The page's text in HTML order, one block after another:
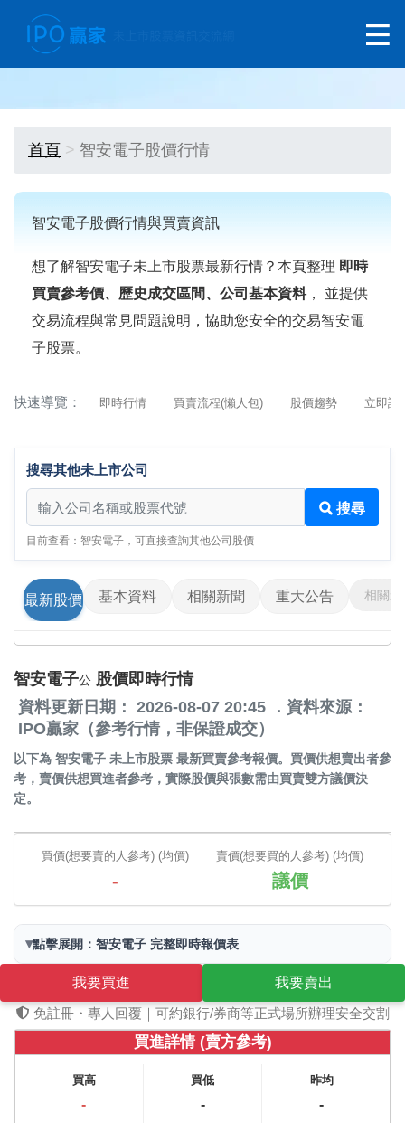
首頁 智安電子股價行情
智安電子股價行情與買賣資訊
想了解智安電子未上市股票最新行情？本頁整理 即時
買賣參考價、歷史成交區間、公司基本資料， 並提供
交易流程與常見問題說明，協助您安全的交易智安電
子股票。
快速導覽： 即時行情 買賣流程(懶人包) 股價趨勢 立即詢
搜尋其他未上市公司
搜尋其他未上市公司
搜尋
目前查看：智安電子，可直接查詢其他公司股價
最新股價 基本資料 相關新聞 重大公告 相關影
智安電子公 股價即時行情
資料更新日期： 2026-08-07 20:45 ．資料來源：
IPO贏家（參考行情，非保證成交）
以下為 智安電子 未上市股票 最新買賣參考報價。買價供想賣出者參
考，賣價供想買進者參考，實際股價與張數需由買賣雙方議價決
定。
買價(想要賣的人參考) (均價)
-
賣價(想要買的人參考) (均價)
議價
▾點擊展開：智安電子 完整即時報價表
我要買進
我要賣出
免註冊・專人回覆｜可約銀行/券商等正式場所辦理安全交割
買進詳情 (賣方參考)
買高
-
買低
-
昨均
-